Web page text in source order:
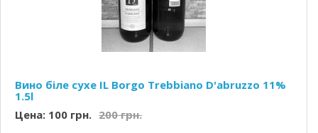
Вино біле сухе IL Borgo Trebbiano D'abruzzo 11%
1.5l
Цена: 100 грн. 200 грн.